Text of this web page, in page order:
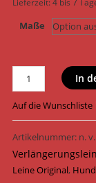
Lieferzeit:4 bis 7
Maße
Max
&
Molly
Hundeleine
Original
Multi
Funktionsleine
In
Auf die Wunschliste
Artikelnummer: n. v.
Leine Original,